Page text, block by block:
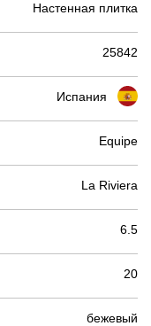
Настенная плитка
25842
Испания
Equipe
La Riviera
6.5
20
бежевый